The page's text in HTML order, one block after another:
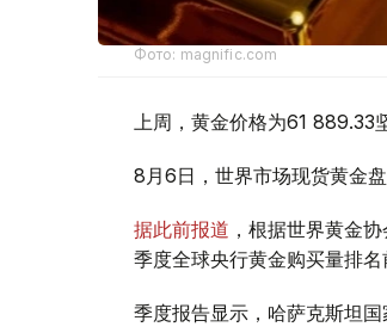
Фото: magnific.com
上周，黄金价格为61 889.33
8月6日，世界市场现货黄金
据此前报道 ，根据世界黄金
季度全球央行黄金购买量排名
季度报告显示，哈萨克斯坦国